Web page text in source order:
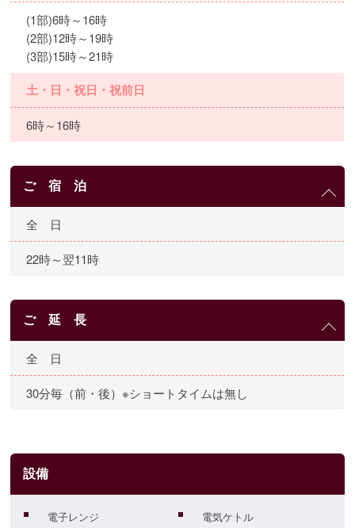
(1部)6時～16時
(2部)12時～19時
(3部)15時～21時
土・日・祝日・祝前日
6時～16時
ご 宿 泊
全 日
22時～翌11時
ご 延 長
全 日
30分毎（前・後）※ショートタイムは無し
設備
電子レンジ
電気ケトル